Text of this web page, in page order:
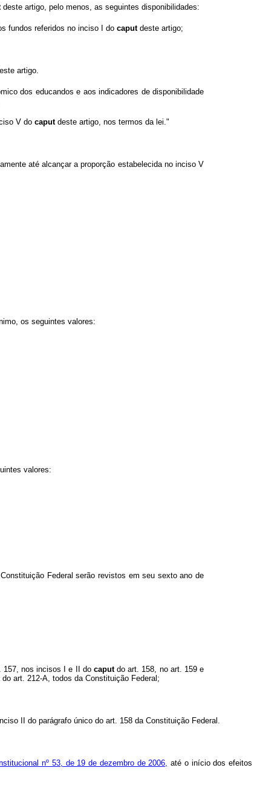
deste artigo, pelo menos, as seguintes disponibilidades:
fundos referidos no inciso I do caputdeste artigo;
artigo.
dos educandos e aos indicadores de disponibilidade
V do caputdeste artigo, nos termos da lei."
até alcançar a proporção estabelecida no inciso V
os seguintes valores:
valores:
Federal serão revistos em seu sexto ano de
157, nos incisos I e II do caputdo art. 158, no art. 159 e
do art. 212-A, todos da Constituição Federal;
II do parágrafo único do art. 158 da Constituição Federal.
nº 53, de 19 de dezembro de 2006, até o início dos efeitos